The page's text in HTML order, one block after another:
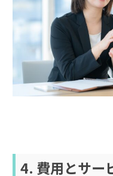
4. 費用とサー